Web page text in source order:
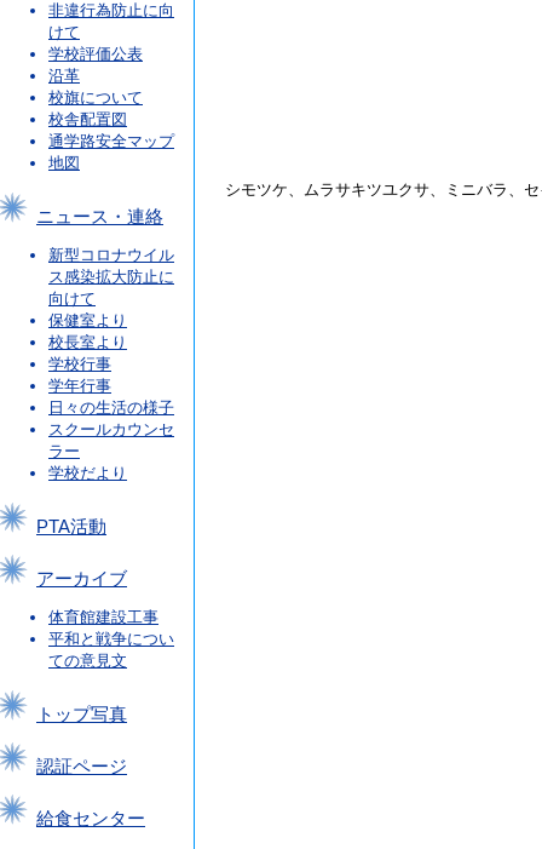
非違行為防止に向
けて
学校評価公表
沿革
校旗について
校舎配置図
通学路安全マップ
地図
ニュース・連絡
新型コロナウイル
ス感染拡大防止に
向けて
保健室より
校長室より
学校行事
学年行事
日々の生活の様子
スクールカウンセ
ラー
学校だより
PTA活動
アーカイブ
体育館建設工事
平和と戦争につい
ての意見文
トップ写真
認証ページ
給食センター
シモツケ、ムラサキツユクサ、ミニバラ、